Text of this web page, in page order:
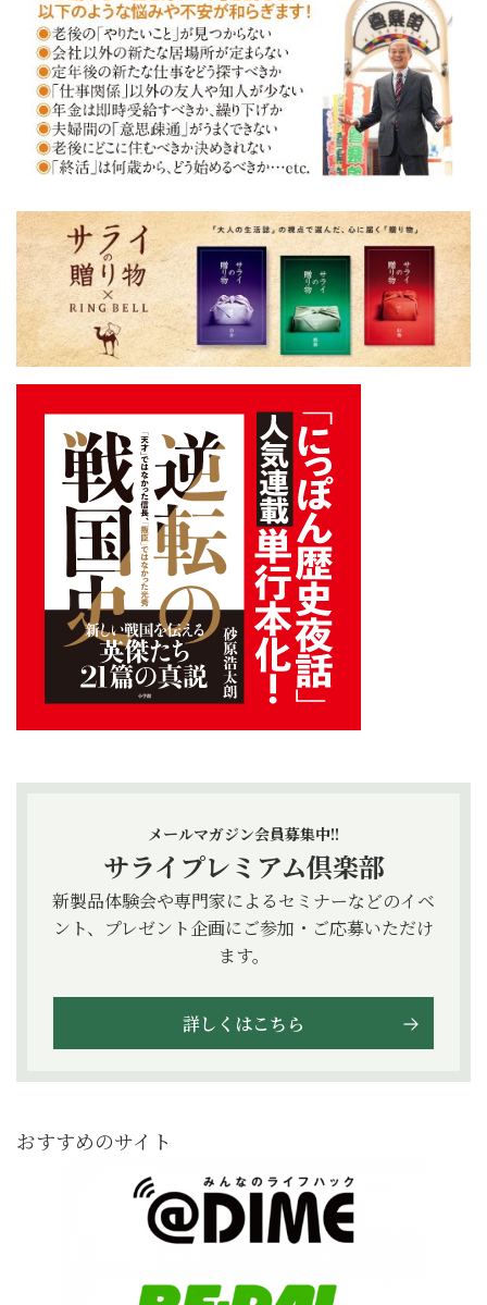
メールマガジン会員募集中!!
サライプレミアム倶楽部
新製品体験会や専門家によるセミナーなどのイベ
ント、プレゼント企画にご参加・ご応募いただけ
ます。
詳しくはこちら
おすすめのサイト